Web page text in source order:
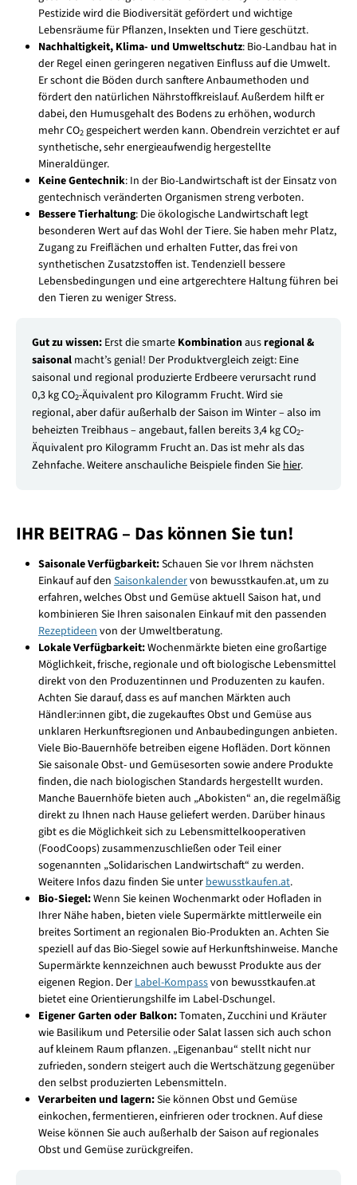
Pestizide wird die Biodiversität gefördert und wichtige
Lebensräume für Pflanzen, Insekten und Tiere geschützt.
Nachhaltigkeit, Klima- und Umweltschutz: Bio-Landbau hat in
der Regel einen geringeren negativen Einfluss auf die Umwelt.
Er schont die Böden durch sanftere Anbaumethoden und
fördert den natürlichen Nährstoffkreislauf. Außerdem hilft er
dabei, den Humusgehalt des Bodens zu erhöhen, wodurch
mehr CO2gespeichert werden kann. Obendrein verzichtet er auf
synthetische, sehr energieaufwendig hergestellte
Mineraldünger.
Keine Gentechnik: In der Bio-Landwirtschaft ist der Einsatz von
gentechnisch veränderten Organismen streng verboten.
Bessere Tierhaltung: Die ökologische Landwirtschaft legt
besonderen Wert auf das Wohl der Tiere. Sie haben mehr Platz,
Zugang zu Freiflächen und erhalten Futter, das frei von
synthetischen Zusatzstoffen ist. Tendenziell bessere
Lebensbedingungen und eine artgerechtere Haltung führen bei
den Tieren zu weniger Stress.
Gut zu wissen:Erst die smarte Kombinationaus regional &
saisonalmacht’s genial! Der Produktvergleich zeigt: Eine
saisonal und regional produzierte Erdbeere verursacht rund
0,3 kg CO2-Äquivalent pro Kilogramm Frucht. Wird sie
regional, aber dafür außerhalb der Saison im Winter – also im
beheizten Treibhaus – angebaut, fallen bereits 3,4 kg CO2-
Äquivalent pro Kilogramm Frucht an. Das ist mehr als das
Zehnfache. Weitere anschauliche Beispiele finden Sie hier.
IHR BEITRAG – Das können Sie tun!
Saisonale Verfügbarkeit:Schauen Sie vor Ihrem nächsten
Einkauf auf den Saisonkalendervon bewusstkaufen.at, um zu
erfahren, welches Obst und Gemüse aktuell Saison hat, und
kombinieren Sie Ihren saisonalen Einkauf mit den passenden
Rezeptideen von der Umweltberatung.
Lokale Verfügbarkeit:Wochenmärkte bieten eine großartige
Möglichkeit, frische, regionale und oft biologische Lebensmittel
direkt von den Produzentinnen und Produzenten zu kaufen.
Achten Sie darauf, dass es auf manchen Märkten auch
Händler:innen gibt, die zugekauftes Obst und Gemüse aus
unklaren Herkunftsregionen und Anbaubedingungen anbieten.
Viele Bio-Bauernhöfe betreiben eigene Hofläden. Dort können
Sie saisonale Obst- und Gemüsesorten sowie andere Produkte
finden, die nach biologischen Standards hergestellt wurden.
Manche Bauernhöfe bieten auch „Abokisten“ an, die regelmäßig
direkt zu Ihnen nach Hause geliefert werden. Darüber hinaus
gibt es die Möglichkeit sich zu Lebensmittelkooperativen
(FoodCoops) zusammenzuschließen oder Teil einer
sogenannten „Solidarischen Landwirtschaft“ zu werden.
Weitere Infos dazu finden Sie unter bewusstkaufen.at.
Bio-Siegel:Wenn Sie keinen Wochenmarkt oder Hofladen in
Ihrer Nähe haben, bieten viele Supermärkte mittlerweile ein
breites Sortiment an regionalen Bio-Produkten an. Achten Sie
speziell auf das Bio-Siegel sowie auf Herkunftshinweise. Manche
Supermärkte kennzeichnen auch bewusst Produkte aus der
eigenen Region. Der Label-Kompassvon bewusstkaufen.at
bietet eine Orientierungshilfe im Label-Dschungel.
Eigener Garten oder Balkon:Tomaten, Zucchini und Kräuter
wie Basilikum und Petersilie oder Salat lassen sich auch schon
auf kleinem Raum pflanzen. „Eigenanbau“ stellt nicht nur
zufrieden, sondern steigert auch die Wertschätzung gegenüber
den selbst produzierten Lebensmitteln.
Verarbeiten und lagern:Sie können Obst und Gemüse
einkochen, fermentieren, einfrieren oder trocknen. Auf diese
Weise können Sie auch außerhalb der Saison auf regionales
Obst und Gemüse zurückgreifen.